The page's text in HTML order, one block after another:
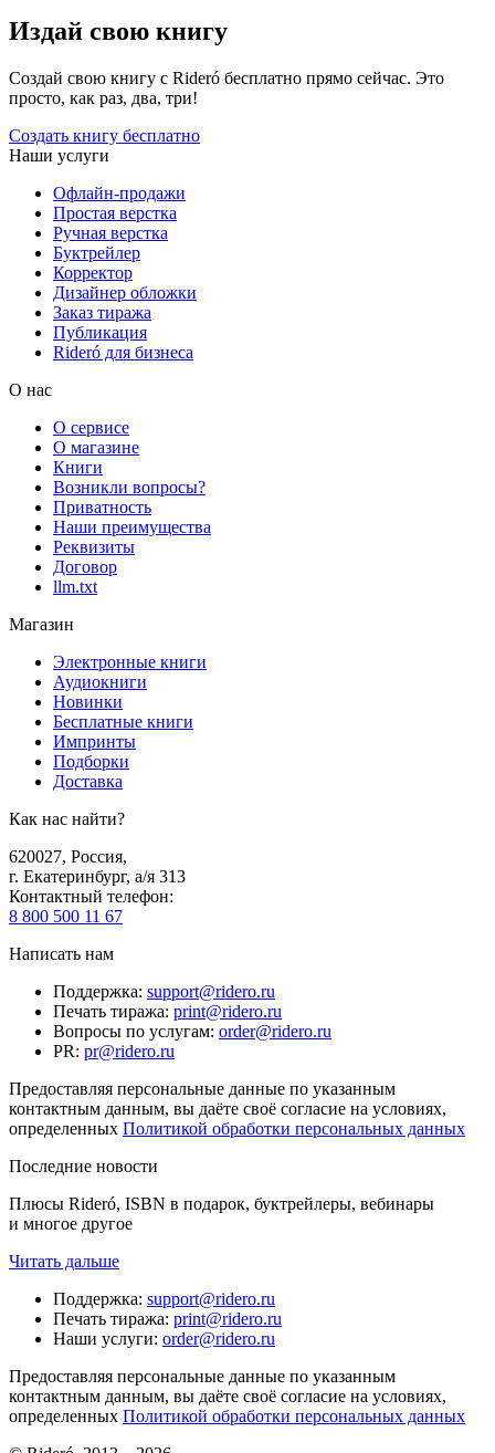
Издай свою книгу
Создай свою книгу с Rideró бесплатно прямо сейчас. Это
просто, как раз, два, три!
Создать книгу бесплатно
Наши услуги
Офлайн-продажи
Простая верстка
Ручная верстка
Буктрейлер
Корректор
Дизайнер обложки
Заказ тиража
Публикация
Rideró для бизнеса
О нас
О сервисе
О магазине
Книги
Возникли вопросы?
Приватность
Наши преимущества
Реквизиты
Договор
llm.txt
Магазин
Электронные книги
Аудиокниги
Новинки
Бесплатные книги
Импринты
Подборки
Доставка
Как нас найти?
620027, Россия,
г. Екатеринбург, а/я 313
Контактный телефон:
8 800 500 11 67
Написать нам
Поддержка: support@ridero.ru
Печать тиража: print@ridero.ru
Вопросы по услугам: order@ridero.ru
PR: pr@ridero.ru
Предоставляя персональные данные по указанным
контактным данным, вы даёте своё согласие на условиях,
определенных Политикой обработки персональных данных
Последние новости
Плюсы Rideró, ISBN в подарок, буктрейлеры, вебинары
и многое другое
Читать дальше
Поддержка: support@ridero.ru
Печать тиража: print@ridero.ru
Наши услуги: order@ridero.ru
Предоставляя персональные данные по указанным
контактным данным, вы даёте своё согласие на условиях,
определенных Политикой обработки персональных данных